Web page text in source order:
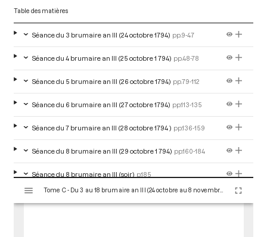
Table des matières
Séance du 3 brumaire an III (24 octobre 1794) pp.9-47
Séance du 4 brumaire an III (25 octobre 1 794) pp.48-78
Séance du 5 brumaire an III (26 octobre 1794) pp.79-112
Séance du 6 brumaire an III (27 octobre 1794) pp.113-135
Séance du 7 brumaire an III (28 octobre 1794 ) pp.136-159
Séance du 8 brumaire an III (29 octobre 1 794) pp.160-184
Séance du 8 brumaire an III (soir) p.185
s